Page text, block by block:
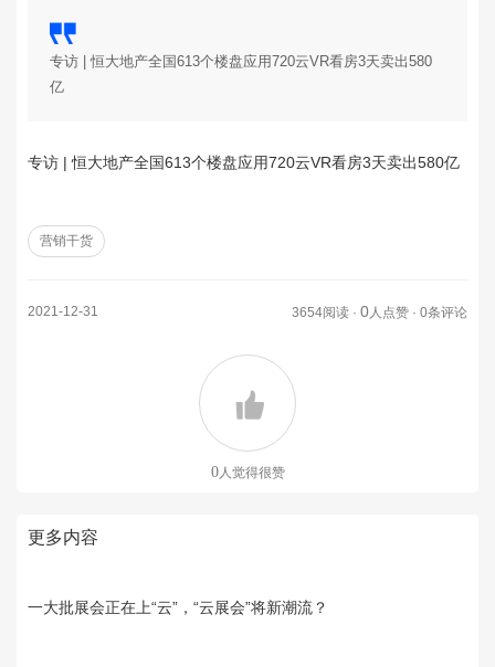
专访 | 恒大地产全国613个楼盘应用720云VR看房3天卖出580
亿
专访 | 恒大地产全国613个楼盘应用720云VR看房3天卖出580亿
营销干货
2021-12-31 3654阅读 · 0人点赞 · 0条评论
0人觉得很赞
更多内容
一大批展会正在上“云”，“云展会”将新潮流？